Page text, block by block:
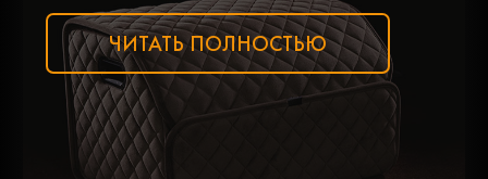
Fiat Ford
Foton
ЧИТАТЬ ПОЛНОСТЬЮ